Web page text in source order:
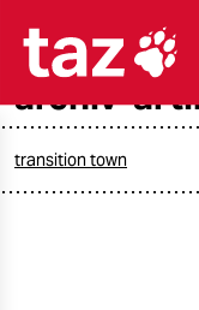
archiv-
transition town